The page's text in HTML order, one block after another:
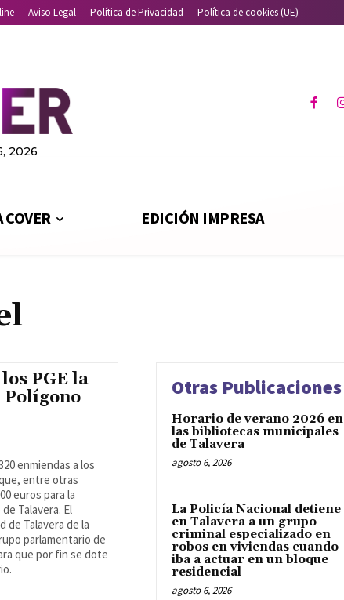
Aviso Legal Política de Privacidad Política de cookies (UE)
2026
COVER EDICIÓN IMPRESA
PGE la
Polígono
enmiendas a los
entre otras
euros para la
Talavera. El
de Talavera de la
parlamentario de
que por fin se dote
Otras Publicaciones
Horario de verano 2026 en
las bibliotecas municipales
de Talavera
agosto 6, 2026
La Policía Nacional detiene
en Talavera a un grupo
criminal especializado en
robos en viviendas cuando
iba a actuar en un bloque
residencial
agosto 6, 2026